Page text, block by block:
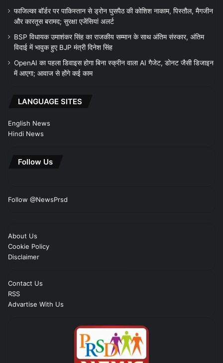
फाजिल्का बॉर्डर पर पाकिस्तान से ड्रोन घुसपैठ की कोशिश नाकाम, पिस्तौल, मैगजीन
और कारतूस बरामद; सुरक्षा एजेंसियां अलर्ट
BSP विधायक उमाशंकर सिंह का राजकीय सम्मान के साथ अंतिम संस्कार, अंतिम
विदाई में भावुक हुए BJP मंत्री दिनेश सिंह
OpenAI का पहला डिवाइस होगा बिना स्क्रीन वाला AI गैजेट, डोनट जैसी डिजाइन
में आएगा; आवाज से होंगे कई काम
LANGUAGE SITES
English News
Hindi News
Follow Us
Follow @NewsPrsd
About Us
Cookie Policy
Disclaimer
Contact Us
RSS
Advartise With Us